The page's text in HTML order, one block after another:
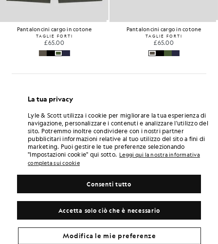
Pantaloncini cargo in cotone
TAGLIE FORTI
£65.00
Pantaloncini cargo in cotone
TAGLIE FORTI
£65.00
La tua privacy
Lyle & Scott utilizza i cookie per migliorare la tua esperienza di
navigazione, personalizzare i contenuti e analizzare l'utilizzo del
sito. Potremmo inoltre condividere con i nostri partner
pubblicitari informazioni relative al tuo utilizzo del sito a fini di
marketing. Puoi gestire le tue preferenze selezionando
"Impostazioni cookie" qui sotto. Leggi qui la nostra informativa
completa sui cookie
Accetta solo ciò che è necessario
Consenti tutto
Modifica le mie preferenze